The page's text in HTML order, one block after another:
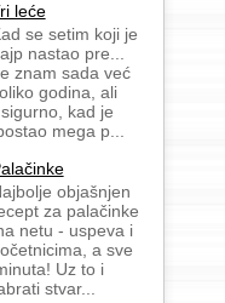
leće
se setim koji je
nastao pre...
znam sada već
godina, ali
kad je
mega p...
objašnjen
za palačinke
netu - uspeva i
a sve
Uz to i
stvar...